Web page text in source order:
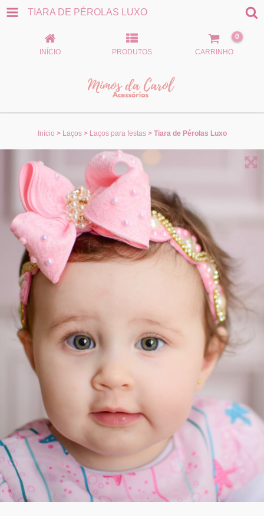
TIARA DE PÉROLAS LUXO
INÍCIO PRODUTOS CARRINHO
0
Início > Laços > Laços para festas > Tiara de Pérolas Luxo